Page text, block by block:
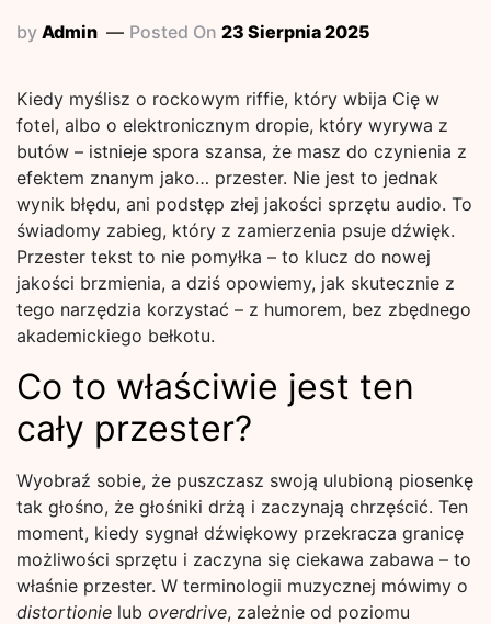
by Admin Posted On 23 Sierpnia 2025
Kiedy myślisz o rockowym riffie, który wbija Cię w
fotel, albo o elektronicznym dropie, który wyrywa z
butów – istnieje spora szansa, że masz do czynienia z
efektem znanym jako… przester. Nie jest to jednak
wynik błędu, ani podstęp złej jakości sprzętu audio. To
świadomy zabieg, który z zamierzenia psuje dźwięk.
Przester tekst to nie pomyłka – to klucz do nowej
jakości brzmienia, a dziś opowiemy, jak skutecznie z
tego narzędzia korzystać – z humorem, bez zbędnego
akademickiego bełkotu.
Co to właściwie jest ten
cały przester?
Wyobraź sobie, że puszczasz swoją ulubioną piosenkę
tak głośno, że głośniki drżą i zaczynają chrzęścić. Ten
moment, kiedy sygnał dźwiękowy przekracza granicę
możliwości sprzętu i zaczyna się ciekawa zabawa – to
właśnie przester. W terminologii muzycznej mówimy o
distortionie lub overdrive, zależnie od poziomu